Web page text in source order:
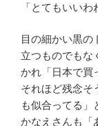
「とてもいいわ
目の細かい黒の
立つものでもな
かれ「日本で買
それほど残念そ
も似合ってる」
かなえさんも「